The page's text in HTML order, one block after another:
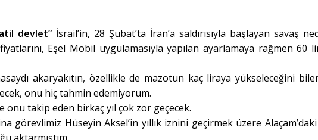
devlet” İsrail’in, 28 Şubat’ta İran’a saldırısıyla başlayan savaş
Eşel Mobil uygulamasıyla yapılan ayarlamaya rağmen 60
akaryakıtın, özellikle de mazotun kaç liraya yükseleceğini
onu hiç tahmin edemiyorum.
onu takip eden birkaç yıl çok zor geçecek.
görevlimiz Hüseyin Aksel’in yıllık iznini geçirmek üzere